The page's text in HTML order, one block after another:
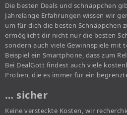
Die besten Deals und schnäppchen
Jahrelange Erfahrungen wissen wir
um für dich die besten Schnäppchen
ermöglicht dir nicht nur die besten
sondern auch viele Gewinnspiele mit
Beispiel ein Smartphone, dass zum
Bei DealGott findest auch viele
Proben, die es immer für ein
… sicher
Keine versteckte Kosten, wir